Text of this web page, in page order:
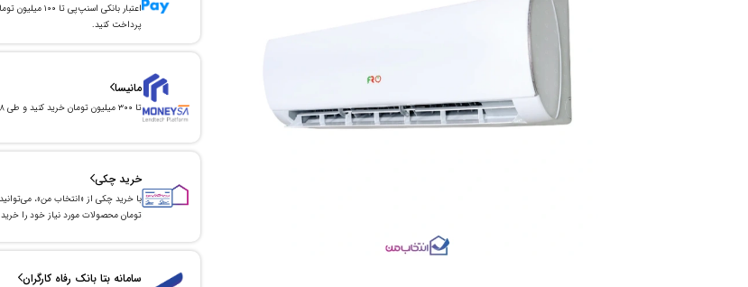
پرداخت کنید.
مانیسا
تا ۳۰۰ میلیون تومان خرید کنید و طی ۱۸ قسط پرداخت کنید.
خرید چکی
تومان محصولات مورد نیاز خود را خرید
سامانه بتا بانک رفاه کارگران